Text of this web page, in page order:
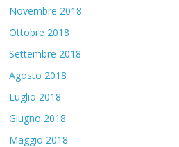
Novembre 2018
Ottobre 2018
Settembre 2018
Agosto 2018
Luglio 2018
Giugno 2018
Maggio 2018